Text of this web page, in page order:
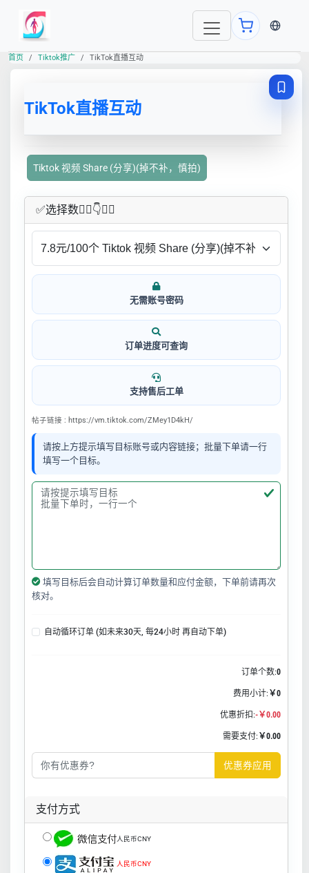
当前语
首页 Tiktok推广 TikTok直播互动
TikTok直播互动
Tiktok 视频 Share (分享)(掉不补，慎拍)
✅​选择数👇🏻​​👇👇🏻​​
无需账号密码
订单进度可查询
支持售后工单
帖子链接 : https://vm.tiktok.com/ZMey1D4kH/
请按上方提示填写目标账号或内容链接；批量下单请一行
填写一个目标。
填写目标后会自动计算订单数量和应付金额，下单前请再次
核对。
自动循环订单 (如未来30天, 每24小时 再自动下单)
订单个数:0
费用小计: ￥0
优惠折扣:-￥0.00
需要支付: ￥0.00
优惠券应用
支付方式
人民币CNY
人民币CNY